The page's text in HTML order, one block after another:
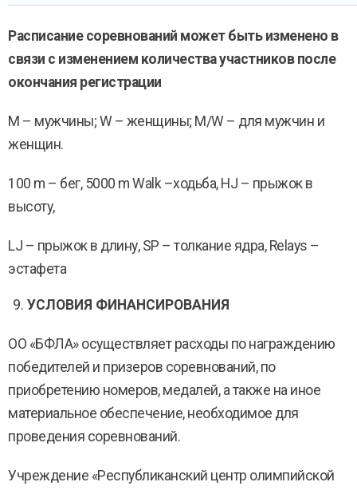
Расписание соревнований может быть изменено в
связи с изменением количества участников после
окончания регистрации
M – мужчины; W – женщины; M/W – для мужчин и
женщин.
100 m – бег, 5000 m Walk –ходьба, HJ – прыжок в
высоту,
LJ – прыжок в длину, SP – толкание ядра, Relays –
эстафета
УСЛОВИЯ ФИНАНСИРОВАНИЯ
ОО «БФЛА» осуществляет расходы по награждению
победителей и призеров соревнований, по
приобретению номеров, медалей, а также на иное
материальное обеспечение, необходимое для
проведения соревнований.
Учреждение «Республиканский центр олимпийской